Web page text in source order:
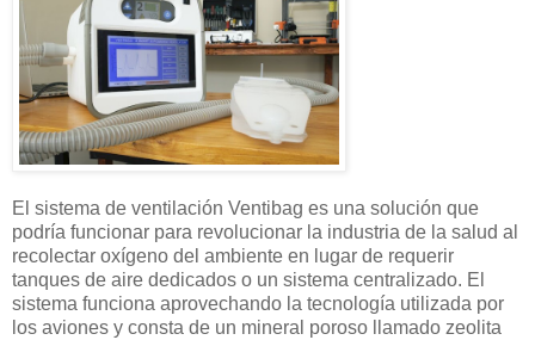
El sistema de ventilación Ventibag es una solución que
podría funcionar para revolucionar la industria de la salud al
recolectar oxígeno del ambiente en lugar de requerir
tanques de aire dedicados o un sistema centralizado. El
sistema funciona aprovechando la tecnología utilizada por
los aviones y consta de un mineral poroso llamado zeolita